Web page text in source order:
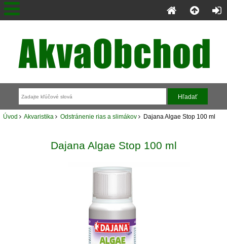
Úvod Akvaristika Odstránenie rias a slimákov Dajana Algae Stop 100 ml
Dajana Algae Stop 100 ml